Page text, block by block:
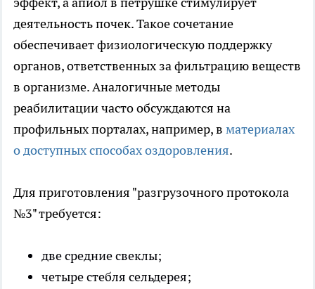
деятельность почек. Такое сочетание
обеспечивает физиологическую поддержку
органов, ответственных за фильтрацию веществ
в организме. Аналогичные методы
реабилитации часто обсуждаются на
профильных порталах, например, в материалах
о доступных способах оздоровления.
Для приготовления "разгрузочного протокола
№3" требуется:
две средние свеклы;
четыре стебля сельдерея;